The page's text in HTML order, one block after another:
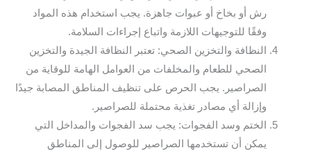
رش أو بخاخ أو عبوات جاهزة. يجب استخدام هذه المواد
وفقًا للتوجيهات اللازمة واتباع إجراءات السلامة.
النظافة والتخزين الصحي: تعتبر النظافة الجيدة والتخزين
الصحي للطعام والمخلفات من العوامل الهامة للوقاية من
الصراصير. يجب الحرص على تنظيف المناطق المصابة جيدًا
وإزالة أي مصادر تغذية محتملة للصراصير.
الختم وسد الفجوات: يجب سد الفجوات والمداخل التي
يمكن أن تستخدمها الصراصير للوصول إلى المناطق